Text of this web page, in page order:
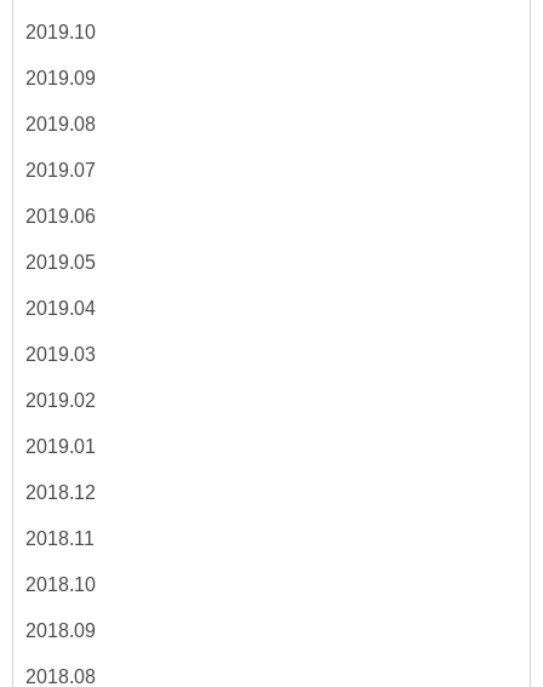
2019.10
2019.09
2019.08
2019.07
2019.06
2019.05
2019.04
2019.03
2019.02
2019.01
2018.12
2018.11
2018.10
2018.09
2018.08